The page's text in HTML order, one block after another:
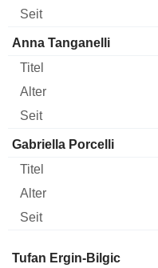
Anna Tanganelli
Gabriella Porcelli
Verwaltungsratsmitglied
Tufan Ergin-Bilgic